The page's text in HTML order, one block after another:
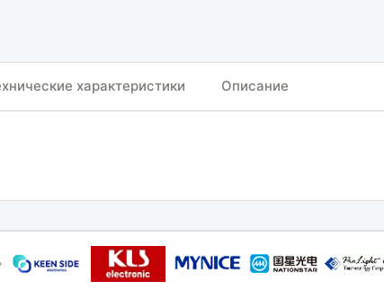
характеристики Описание